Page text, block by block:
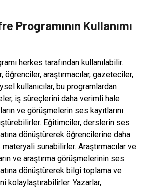
Programının Kullanımı
herkes tarafından kullanılabilir.
araştırmacılar, gazeteciler,
kullanıcılar, bu programlardan
iş süreçlerini daha verimli hale
ve görüşmelerin ses kayıtlarını
Eğitimciler, derslerin ses
dönüştürerek öğrencilerine daha
sunabilirler. Araştırmacılar ve
ve araştırma görüşmelerinin ses
dönüştürerek bilgi toplama ve
kolaylaştırabilirler. Yazarlar,